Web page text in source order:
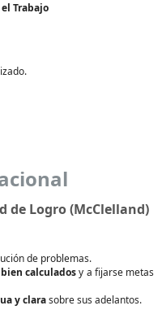
Trabajo
de Logro (McClelland)
de problemas.
calculadosy a fijarse metas
y clarasobre sus adelantos.